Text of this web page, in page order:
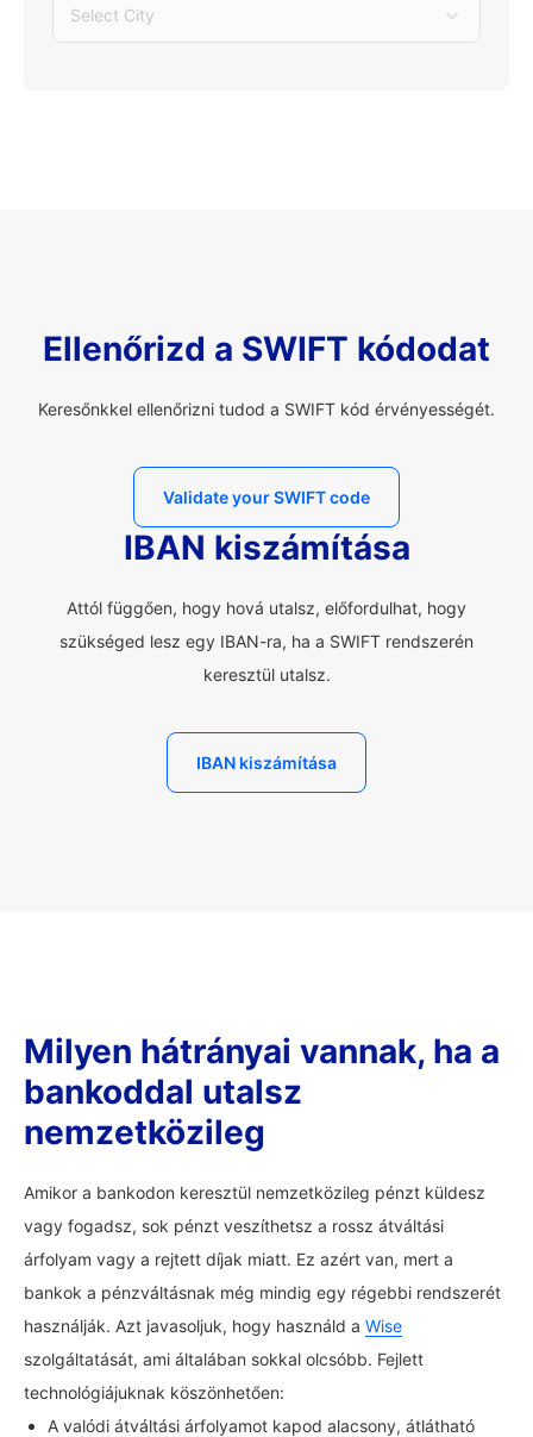
Select City
Ellenőrizd a SWIFT kódodat
Keresőnkkel ellenőrizni tudod a SWIFT kód érvényességét.
Validate your SWIFT code
IBAN kiszámítása
Attól függően, hogy hová utalsz, előfordulhat, hogy
szükséged lesz egy IBAN-ra, ha a SWIFT rendszerén
keresztül utalsz.
IBAN kiszámítása
Milyen hátrányai vannak, ha a
bankoddal utalsz
nemzetközileg
Amikor a bankodon keresztül nemzetközileg pénzt küldesz
vagy fogadsz, sok pénzt veszíthetsz a rossz átváltási
árfolyam vagy a rejtett díjak miatt. Ez azért van, mert a
bankok a pénzváltásnak még mindig egy régebbi rendszerét
használják. Azt javasoljuk, hogy használd a Wise
szolgáltatását, ami általában sokkal olcsóbb. Fejlett
technológiájuknak köszönhetően:
A valódi átváltási árfolyamot kapod alacsony, átlátható